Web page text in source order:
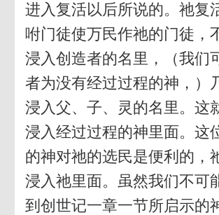
进入复活以后所说的。祂复
咐门徒使万民作祂的门徒，
浸入创造者的名里，（我们
者为没有经过过程的神，）
浸入父、子、灵的名里。这
浸入经过过程的神里面。这
的神对祂的选民是便利的，
浸入祂里面。虽然我们不可
到创世记一章一节所启示的